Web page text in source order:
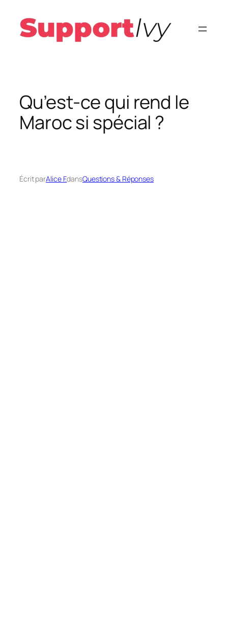
contenu
Qu’est-ce qui rend le
Maroc si spécial ?
Écrit parAlice F.dansQuestions & Réponses